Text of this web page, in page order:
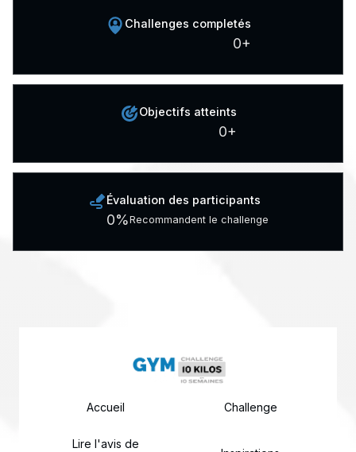
Challenges completés
0+
Objectifs atteints
0+
Évaluation des participants
0%Recommandent le challenge
Accueil Challenge
Lire l'avis de